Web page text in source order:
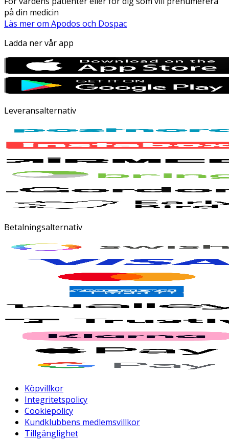
på din medicin
Läs mer om Apodos och Dospac
Ladda ner vår app
Leveransalternativ
Betalningsalternativ
Köpvillkor
Integritetspolicy
Cookiepolicy
Kundklubbens medlemsvillkor
Tillgänglighet